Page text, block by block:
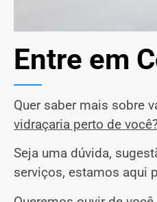
Entre em
Quer saber mais sobre
vidraçaria perto de
Seja uma dúvida,
serviços, estamos aqui